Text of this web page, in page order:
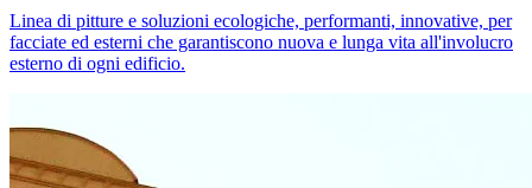
Linea di pitture e soluzioni ecologiche, performanti, innovative, per
facciate ed esterni che garantiscono nuova e lunga vita all'involucro
esterno di ogni edificio.